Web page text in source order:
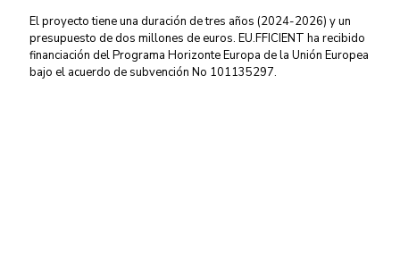
El proyecto tiene una duración de tres años (2024-2026) y un
presupuesto de dos millones de euros. EU.FFICIENT ha recibido
financiación del Programa Horizonte Europa de la Unión Europea
bajo el acuerdo de subvención No 101135297.